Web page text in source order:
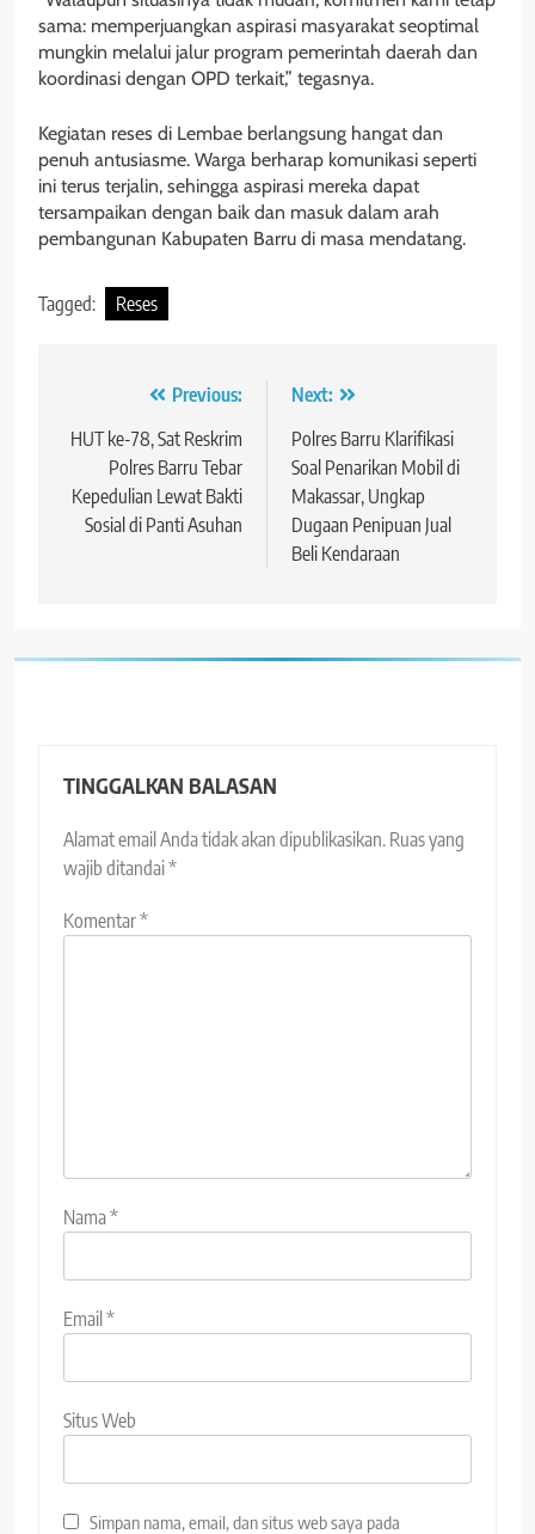
sama: memperjuangkan aspirasi masyarakat seoptimal
mungkin melalui jalur program pemerintah daerah dan
koordinasi dengan OPD terkait,” tegasnya.
Kegiatan reses di Lembae berlangsung hangat dan
penuh antusiasme. Warga berharap komunikasi seperti
ini terus terjalin, sehingga aspirasi mereka dapat
tersampaikan dengan baik dan masuk dalam arah
pembangunan Kabupaten Barru di masa mendatang.
Tagged: Reses
Navigasi
pos
Previous:
HUT ke-78, Sat Reskrim
Polres Barru Tebar
Kepedulian Lewat Bakti
Sosial di Panti Asuhan
Next:
Polres Barru Klarifikasi
Soal Penarikan Mobil di
Makassar, Ungkap
Dugaan Penipuan Jual
Beli Kendaraan
TINGGALKAN BALASAN
Alamat email Anda tidak akan dipublikasikan. Ruas yang
wajib ditandai*
Komentar*
Nama*
Email*
Situs Web
Simpan nama, email, dan situs web saya pada